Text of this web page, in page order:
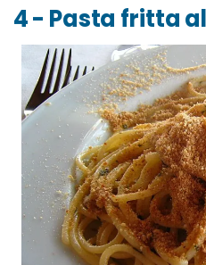
4 - Pasta fritta